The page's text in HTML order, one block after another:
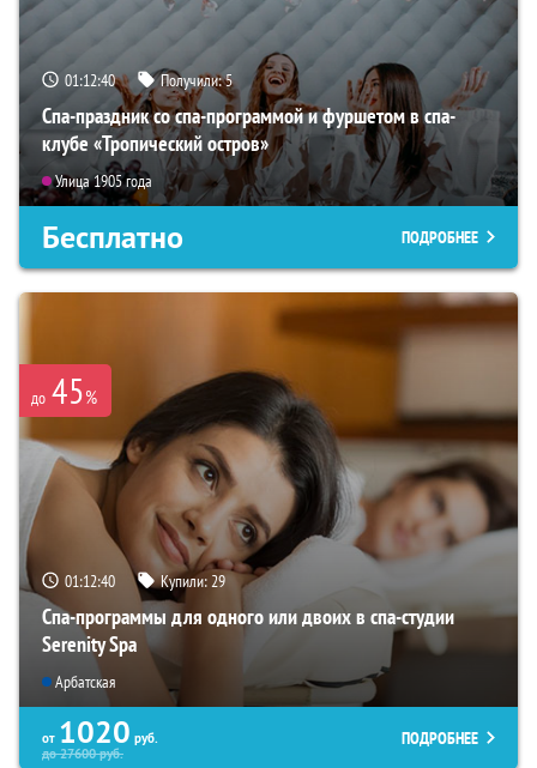
01:12:39 Получили:5
Спа-праздник со спа-программой и фуршетом в спа-
клубе «Тропический остров»
Улица 1905 года
Бесплатно ПОДРОБНЕЕ
до 45%
01:12:39 Купили:29
Спа-программы для одного или двоих в спа-студии
Serenity Spa
Арбатская
от 1020 руб.
до27600руб.
ПОДРОБНЕЕ